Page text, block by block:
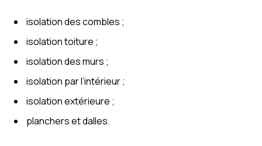
isolation des combles ;
isolation toiture ;
isolation des murs ;
isolation par l’intérieur ;
isolation extérieure ;
planchers et dalles.